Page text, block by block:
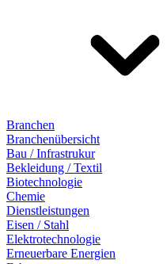
Branchen
Branchenübersicht
Bau / Infrastrukur
Bekleidung / Textil
Biotechnologie
Chemie
Dienstleistungen
Eisen / Stahl
Elektrotechnologie
Erneuerbare Energien